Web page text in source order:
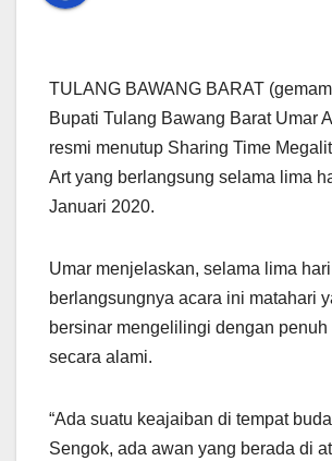
TULANG BAWANG BARAT
Bupati Tulang Bawang Barat Umar
resmi menutup Sharing Time
Art yang berlangsung selama lima
Januari 2020.
Umar menjelaskan, selama lima hari
berlangsungnya acara ini matahari
bersinar mengelilingi dengan penuh
secara alami.
“Ada suatu keajaiban di tempat
Sengok, ada awan yang berada di